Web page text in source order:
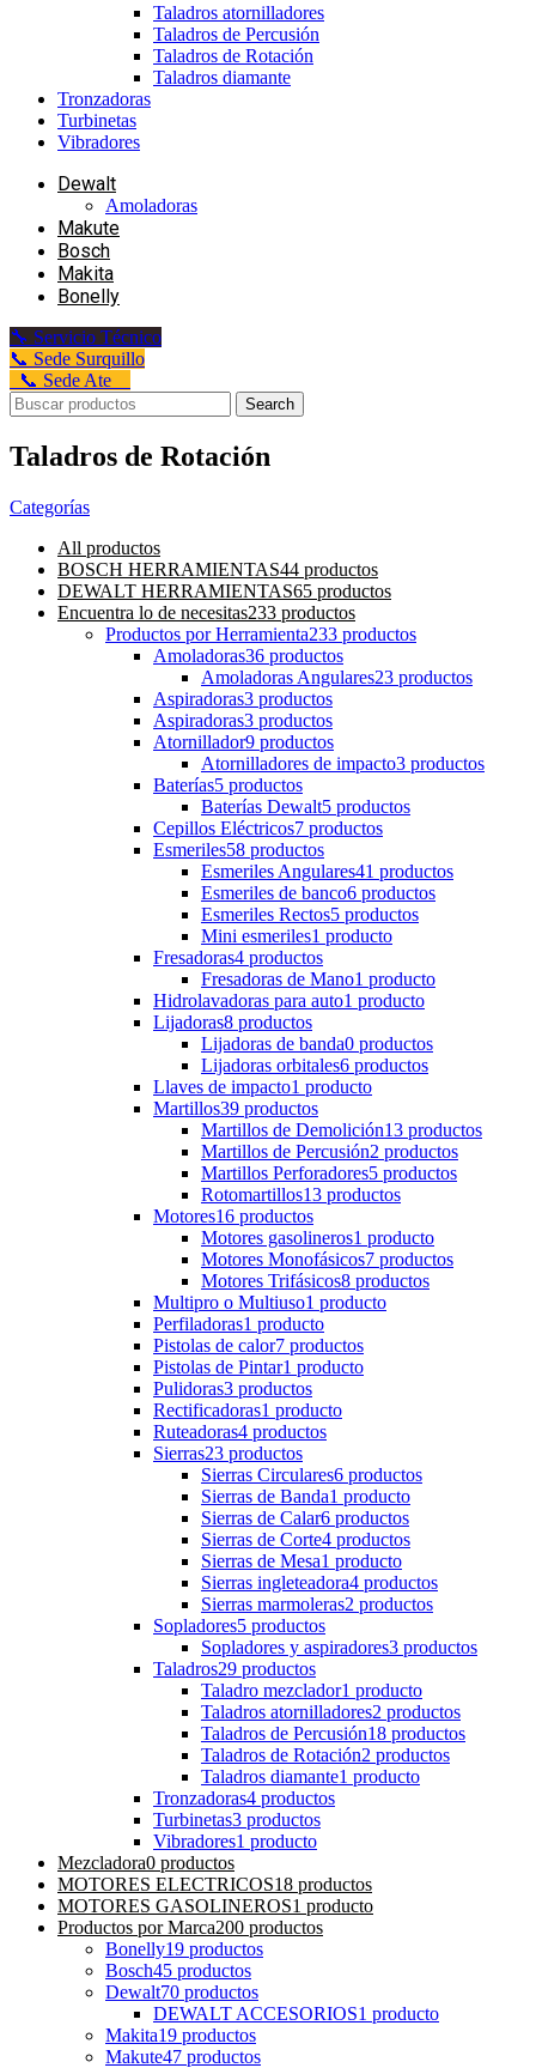
Taladros atornilladores
Taladros de Percusión
Taladros de Rotación
Taladros diamante
Tronzadoras
Turbinetas
Vibradores
Dewalt
Amoladoras
Makute
Bosch
Makita
Bonelly
🔧 Servicio Técnico
📞 Sede Surquillo
📞 Sede Ate
Search
Taladros de Rotación
Categorías
All productos
BOSCH HERRAMIENTAS44 productos
DEWALT HERRAMIENTAS65 productos
Encuentra lo de necesitas233 productos
Productos por Herramienta233 productos
Amoladoras36 productos
Amoladoras Angulares23 productos
Aspiradoras3 productos
Aspiradoras3 productos
Atornillador9 productos
Atornilladores de impacto3 productos
Baterías5 productos
Baterías Dewalt5 productos
Cepillos Eléctricos7 productos
Esmeriles58 productos
Esmeriles Angulares41 productos
Esmeriles de banco6 productos
Esmeriles Rectos5 productos
Mini esmeriles1 producto
Fresadoras4 productos
Fresadoras de Mano1 producto
Hidrolavadoras para auto1 producto
Lijadoras8 productos
Lijadoras de banda0 productos
Lijadoras orbitales6 productos
Llaves de impacto1 producto
Martillos39 productos
Martillos de Demolición13 productos
Martillos de Percusión2 productos
Martillos Perforadores5 productos
Rotomartillos13 productos
Motores16 productos
Motores gasolineros1 producto
Motores Monofásicos7 productos
Motores Trifásicos8 productos
Multipro o Multiuso1 producto
Perfiladoras1 producto
Pistolas de calor7 productos
Pistolas de Pintar1 producto
Pulidoras3 productos
Rectificadoras1 producto
Ruteadoras4 productos
Sierras23 productos
Sierras Circulares6 productos
Sierras de Banda1 producto
Sierras de Calar6 productos
Sierras de Corte4 productos
Sierras de Mesa1 producto
Sierras ingleteadora4 productos
Sierras marmoleras2 productos
Sopladores5 productos
Sopladores y aspiradores3 productos
Taladros29 productos
Taladro mezclador1 producto
Taladros atornilladores2 productos
Taladros de Percusión18 productos
Taladros de Rotación2 productos
Taladros diamante1 producto
Tronzadoras4 productos
Turbinetas3 productos
Vibradores1 producto
Mezcladora0 productos
MOTORES ELECTRICOS18 productos
MOTORES GASOLINEROS1 producto
Productos por Marca200 productos
Bonelly19 productos
Bosch45 productos
Dewalt70 productos
DEWALT ACCESORIOS1 producto
Makita19 productos
Makute47 productos